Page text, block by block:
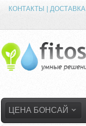
КОНТАКТЫ | ДОСТАВКА
ЦЕНА БОНСАЙ